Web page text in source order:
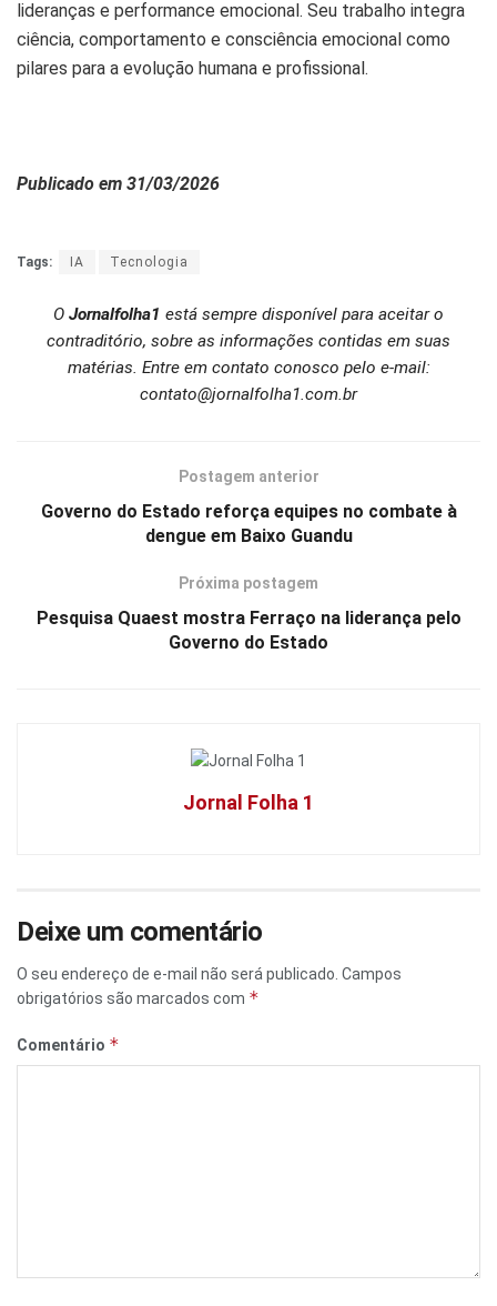
lideranças e performance emocional. Seu trabalho integra
ciência, comportamento e consciência emocional como
pilares para a evolução humana e profissional.
Publicado em 31/03/2026
Tags: IA Tecnologia
O Jornalfolha1 está sempre disponível para aceitar o
contraditório, sobre as informações contidas em suas
matérias. Entre em contato conosco pelo e-mail:
contato@jornalfolha1.com.br
Postagem anterior
Governo do Estado reforça equipes no combate à
dengue em Baixo Guandu
Próxima postagem
Pesquisa Quaest mostra Ferraço na liderança pelo
Governo do Estado
Jornal Folha 1
Deixe um comentário
O seu endereço de e-mail não será publicado. Campos
obrigatórios são marcados com *
Comentário *